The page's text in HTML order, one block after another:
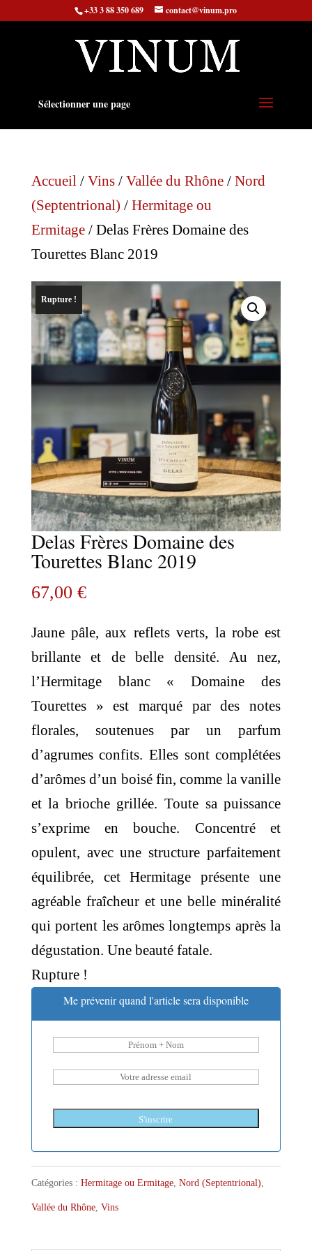
+33 3 88 350 689 contact@vinum.pro
Sélectionner une page
Accueil/ Vins/ Vallée du Rhône/ Nord
(Septentrional) / Hermitage ou
Ermitage/ Delas Frères Domaine des
Tourettes Blanc 2019
Rupture !
Delas Frères Domaine des
Tourettes Blanc 2019
67,00 €
Jaune pâle, aux reflets verts, la robe est
brillante et de belle densité. Au nez,
l’Hermitage blanc « Domaine des
Tourettes » est marqué par des notes
florales, soutenues par un parfum
d’agrumes confits. Elles sont complétées
d’arômes d’un boisé fin, comme la vanille
et la brioche grillée. Toute sa puissance
s’exprime en bouche. Concentré et
opulent, avec une structure parfaitement
équilibrée, cet Hermitage présente une
agréable fraîcheur et une belle minéralité
qui portent les arômes longtemps après la
dégustation. Une beauté fatale.
Rupture !
Me prévenir quand l'article sera disponible
S'inscrire
Catégories : Hermitage ou Ermitage, Nord (Septentrional),
Vallée du Rhône, Vins